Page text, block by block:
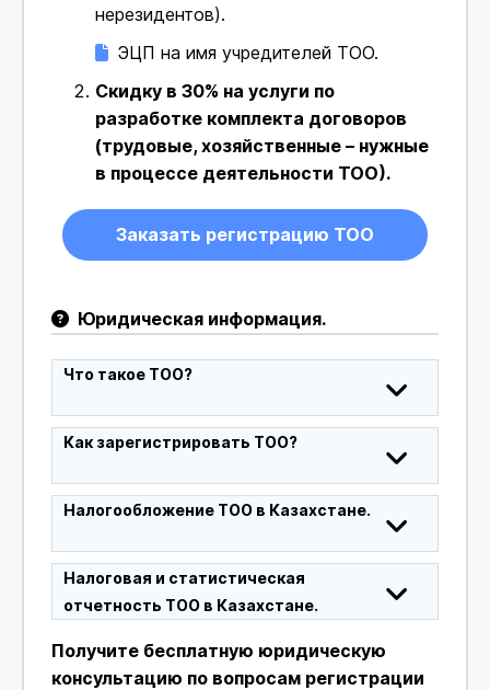
нерезидентов).
ЭЦП на имя учредителей ТОО.
Скидку в З0% на услуги по
разработке комплекта договоров
(трудовые, хозяйственные – нужные
в процессе деятельности ТОО).
Заказать регистрацию ТОО
Юридическая информация.
Что такое ТОО?
Как зарегистрировать ТОО?
Налогообложение ТОО в Казахстане.
Налоговая и статистическая
отчетность ТОО в Казахстане.
Получите бесплатную юридическую
консультацию по вопросам регистрации